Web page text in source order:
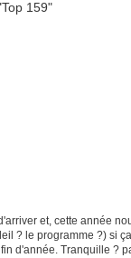
et, cette année
? le programme ?) si
d'année. Tranquille ?